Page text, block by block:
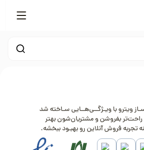
ویترو با ویـژگــی‌هــایی سـاخته شد
راحت‌تر بفروشن و مشتریان‌شون بهتر
فروش آنلاین رو بهبـود ببخشه.